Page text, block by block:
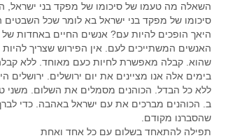
השאלה מה טעמו של סיכומו של מפקד בני ישראל,
סיכומו של מפקד בני ישראל בא לומר שכל
היאך הופכים להיות עם? אנשים החיים באחדות
האנשים המשתייכים לעם. אין הפירוש שצריך
שהוא. קבלה מאפשרת לחיות כעם מאוחד. ללא קבלה
בימים אלה אנו מציינים את יום ירושלים.
ללא כל הבדל. הכוהנים מסמלים את השלום. משני
ב. הכוהנים מברכים את עם ישראל באהבה. כדי
שהסברנו מקודם.
תפילה להתאחד בשלום עם כל אחד ואחת